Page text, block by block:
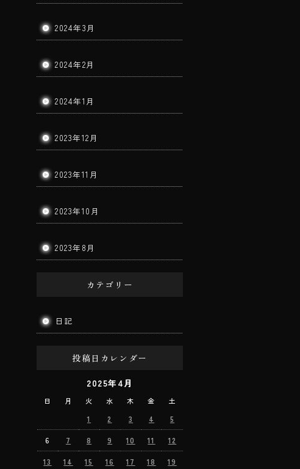
2024年3月
2024年2月
2024年1月
2023年12月
2023年11月
2023年10月
2023年8月
カテゴリー
日記
投稿日カレンダー
2025年4月
日 月 火 水 木 金 土
1 2 3 4 5
6 7 8 9 10 11 12
13 14 15 16 17 18 19